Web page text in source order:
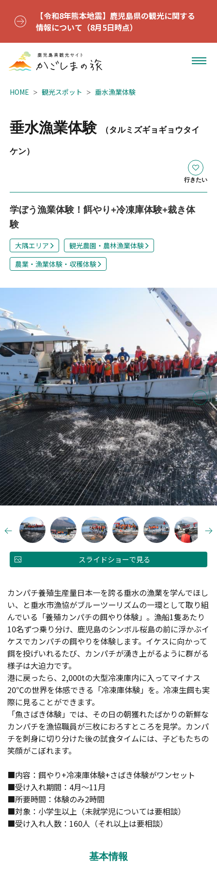
【令和8年熊本地震】鹿児島県の観光に関する
情報について（8月5日時点）
HOME 観光スポット 垂水漁業体験
垂水漁業体験 （タルミズギョギョウタイ
ケン）
行きたい
学ぼう漁業体験！餌やり+冷凍庫体験+裁き体
験
大隅エリア
観光農園・農林漁業体験
農業・漁業体験・収穫体験
スライドショーで見る
カンパチ養殖生産量日本一を誇る垂水の漁業を学んでほし
い、と垂水市漁協がブルーツーリズムの一環として取り組
んでいる「養殖カンパチの餌やり体験」。漁船1隻あたり
10名ずつ乗り分け、鹿児島のシンボル桜島の前に浮かぶイ
ケスでカンパチの餌やりを体験します。イケスに向かって
餌を投げいれるたび、カンパチが湧き上がるように群がる
様子は大迫力です。
港に戻ったら、2,000tの大型冷凍庫内に入ってマイナス
20℃の世界を体感できる「冷凍庫体験」を。冷凍生餌も実
際に見ることができます。
「魚さばき体験」では、その日の朝獲れたばかりの新鮮な
カンパチを漁協職員が三枚におろすところを見学。カンパ
チを刺身に切り分けた後の試食タイムには、子どもたちの
笑顔がこぼれます。
■内容：餌やり+冷凍庫体験+さばき体験がワンセット
■受け入れ期間：4月～11月
■所要時間：体験のみ2時間
■対象：小学生以上（未就学児については要相談）
■受け入れ人数：160人（それ以上は要相談）
基本情報